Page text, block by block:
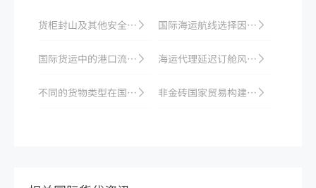
货柜封山及其他安全技巧 国际海运航线选择因素：时效、成本、稳定性权衡
国际货运中的港口流程及相关问题解决 海运代理延迟订舱风险：旺季舱位丢失应对
不同的货物类型在国际海运中需要注意的事项 非金砖国家贸易构建“南南合作”平台，世界海运市场接踵而来崭新机遇